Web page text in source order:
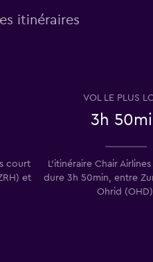
itinéraires
VOL LE PLUS
3h
court
et
L’itinéraire Chair
dure 3h 50min, entre
Ohrid